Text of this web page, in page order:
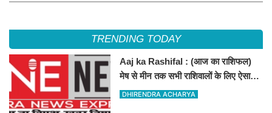
TRENDING TODAY
Aaj ka Rashifal : (आज का राशिफल)
मेष से मीन तक सभी राशिवालों के लिए ऐसा
रहेगा आज का दिन !
DHIRENDRA ACHARYA